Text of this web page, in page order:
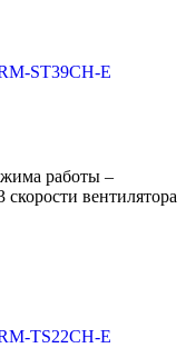
ST39CH-E
работы –
вентилятора
TS22CH-E